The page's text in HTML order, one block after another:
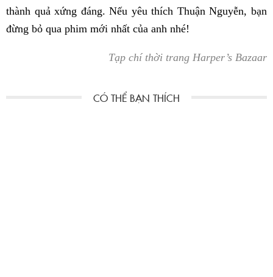
thành quả xứng đáng. Nếu yêu thích Thuận Nguyễn, bạn
đừng bỏ qua phim mới nhất của anh nhé!
Tạp chí thời trang Harper’s Bazaar